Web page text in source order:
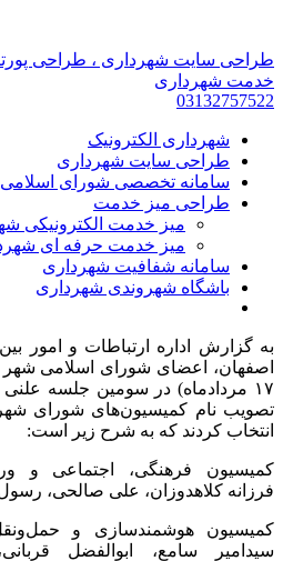
طراحی سایت شهرداری ، طراحی
خدمت شهرداری
03132757522
شهرداری الکترونیک
طراحی سایت شهرداری
سامانه تخصصی شورای اسلامی
طراحی میز خدمت
میز خدمت الکترونیکی
میز خدمت حرفه ای
سامانه شفافیت شهرداری
باشگاه شهروندی شهرداری
به گزارش اداره ارتباطات و امور
اصفهان، اعضای شورای اسلامی
۱۷ مردادماه) در سومین جلسه
تصویب نام کمیسیون‌های شورای
انتخاب کردند که به شرح زیر است:
کمیسیون فرهنگی، اجتماعی و
فرزانه کلاهدوزان، علی صالحی،
کمیسیون هوشمندسازی و
سیدامیر سامع، ابوالفضل